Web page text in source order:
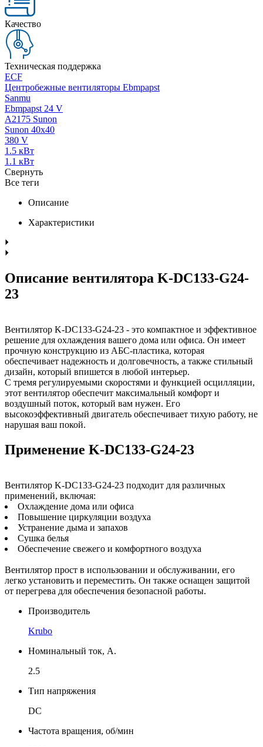
Качество
Техническая поддержка
ECF
Центробежные вентиляторы Ebmpapst
Sanmu
Ebmpapst 24 V
A2175 Sunon
Sunon 40x40
380 V
1.5 кВт
1.1 кВт
Свернуть
Все теги
Описание
Характеристики
Описание вентилятора K-DC133-G24-
23
Вентилятор K-DC133-G24-23 - это компактное и эффективное
решение для охлаждения вашего дома или офиса. Он имеет
прочную конструкцию из АБС-пластика, которая
обеспечивает надежность и долговечность, а также стильный
дизайн, который впишется в любой интерьер.
С тремя регулируемыми скоростями и функцией осцилляции,
этот вентилятор обеспечит максимальный комфорт и
воздушный поток, который вам нужен. Его
высокоэффективный двигатель обеспечивает тихую работу, не
нарушая ваш покой.
Применение K-DC133-G24-23
Вентилятор K-DC133-G24-23 подходит для различных
применений, включая:
Охлаждение дома или офиса
Повышение циркуляции воздуха
Устранение дыма и запахов
Сушка белья
Обеспечение свежего и комфортного воздуха
Вентилятор прост в использовании и обслуживании, его
легко установить и переместить. Он также оснащен защитой
от перегрева для обеспечения безопасной работы.
Производитель
Krubo
Номинальный ток, А.
2.5
Тип напряжения
DC
Частота вращения, об/мин